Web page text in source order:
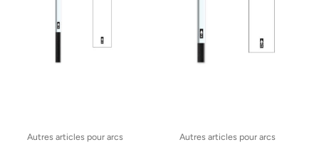
Autres articles pour arcs Autres articles pour arcs